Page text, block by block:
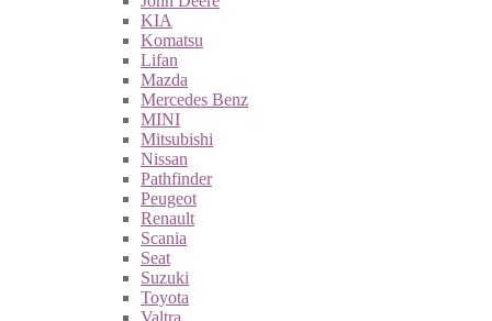
KIA
Komatsu
Lifan
Mazda
Mercedes Benz
MINI
Mitsubishi
Nissan
Pathfinder
Peugeot
Renault
Scania
Seat
Suzuki
Toyota
Valtra